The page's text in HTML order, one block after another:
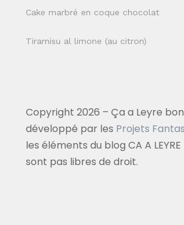
Cake marbré en coque chocolat
Tiramisu al limone (au citron)
Copyright 2026 – Ça a Leyre
développé par les Projets
les éléments du blog CA A LEYRE
sont pas libres de droit.